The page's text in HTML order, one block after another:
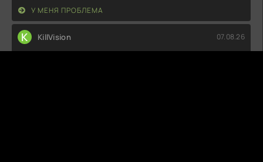
У МЕНЯ ПРОБЛЕМА
K KillVision 07.08.26
Если честно, ожидал большего. Сюжет немного затянут, а